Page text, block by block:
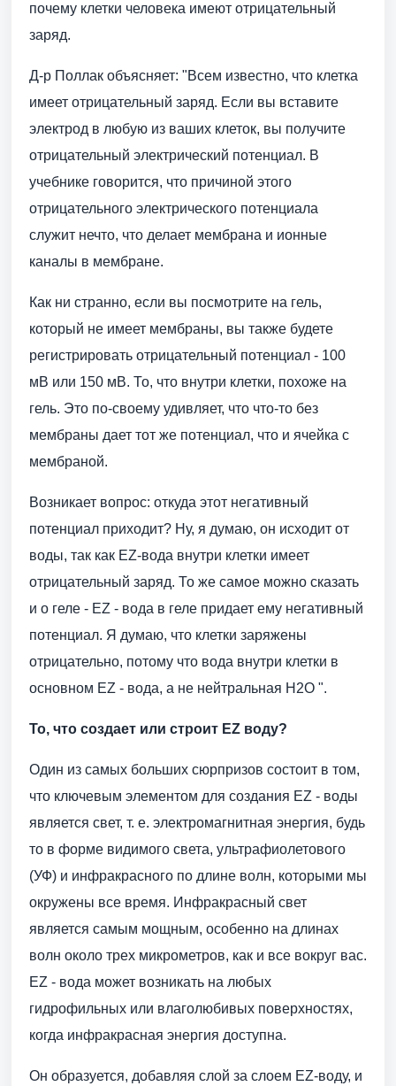
почему клетки человека имеют отрицательный
заряд.
Д-р Поллак объясняет: "Всем известно, что клетка
имеет отрицательный заряд. Если вы вставите
электрод в любую из ваших клеток, вы получите
отрицательный электрический потенциал. В
учебнике говорится, что причиной этого
отрицательного электрического потенциала
служит нечто, что делает мембрана и ионные
каналы в мембране.
Как ни странно, если вы посмотрите на гель,
который не имеет мембраны, вы также будете
регистрировать отрицательный потенциал - 100
мВ или 150 мВ. То, что внутри клетки, похоже на
гель. Это по-своему удивляет, что что-то без
мембраны дает тот же потенциал, что и ячейка с
мембраной.
Возникает вопрос: откуда этот негативный
потенциал приходит? Ну, я думаю, он исходит от
воды, так как EZ-вода внутри клетки имеет
отрицательный заряд. То же самое можно сказать
и о геле - EZ - вода в геле придает ему негативный
потенциал. Я думаю, что клетки заряжены
отрицательно, потому что вода внутри клетки в
основном EZ - вода, а не нейтральная H2O ".
То, что создает или строит EZ воду?
Один из самых больших сюрпризов состоит в том,
что ключевым элементом для создания EZ - воды
является свет, т. е. электромагнитная энергия, будь
то в форме видимого света, ультрафиолетового
(УФ) и инфракрасного по длине волн, которыми мы
окружены все время. Инфракрасный свет
является самым мощным, особенно на длинах
волн около трех микрометров, как и все вокруг вас.
EZ - вода может возникать на любых
гидрофильных или влаголюбивых поверхностях,
когда инфракрасная энергия доступна.
Он образуется, добавляя слой за слоем EZ-воду, и